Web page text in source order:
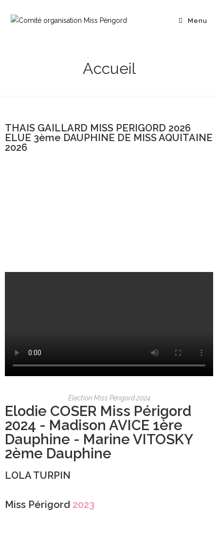
Menu
Accueil
THAIS GAILLARD MISS PERIGORD 2026
ELUE 3ème DAUPHINE DE MISS AQUITAINE
2026
Election Miss Périgord 2024
Elodie COSER Miss Périgord
2024 - Madison AVICE 1ère
Dauphine - Marine VITOSKY
2ème Dauphine
LOLA TURPIN
Miss Périgord 2023